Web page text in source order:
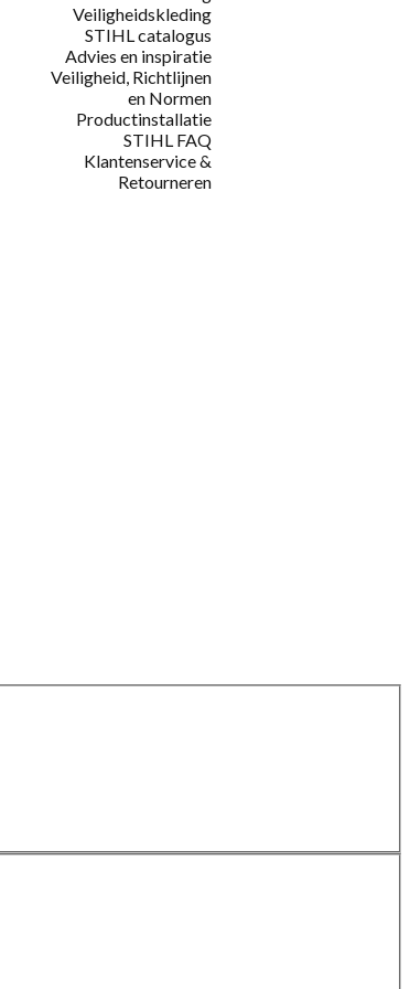
Veiligheidskleding
STIHL catalogus
Advies en inspiratie
Veiligheid, Richtlijnen
en Normen
Productinstallatie
STIHL FAQ
Klantenservice &
Retourneren